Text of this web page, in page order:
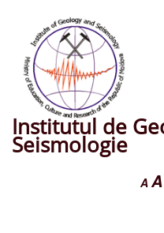
conţinutul
principal
Institutul de
Seismologie
A A